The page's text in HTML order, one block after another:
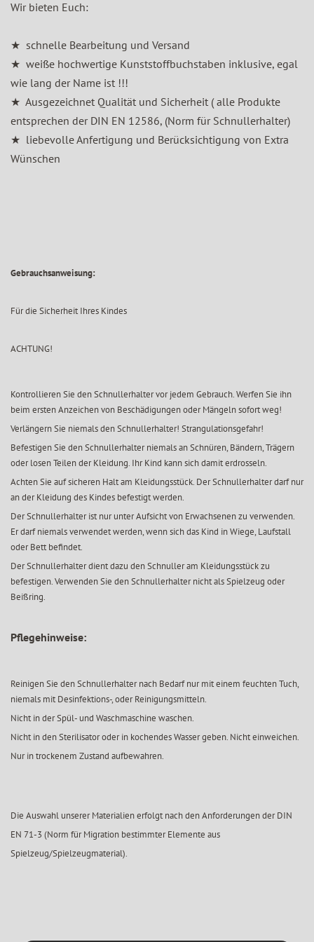
Wir bieten Euch:
★ schnelle Bearbeitung und Versand
★ weiße hochwertige Kunststoffbuchstaben inklusive, egal
wie lang der Name ist !!!
★ Ausgezeichnet Qualität und Sicherheit ( alle Produkte
entsprechen der DIN EN 12586, (Norm für Schnullerhalter)
★ liebevolle Anfertigung und Berücksichtigung von Extra
Wünschen
Gebrauchsanweisung:
Für die Sicherheit Ihres Kindes
ACHTUNG!
Kontrollieren Sie den Schnullerhalter vor jedem Gebrauch. Werfen Sie ihn
beim ersten Anzeichen von Beschädigungen oder Mängeln sofort weg!
Verlängern Sie niemals den Schnullerhalter! Strangulationsgefahr!
Befestigen Sie den Schnullerhalter niemals an Schnüren, Bändern, Trägern
oder losen Teilen der Kleidung. Ihr Kind kann sich damit erdrosseln.
Achten Sie auf sicheren Halt am Kleidungsstück. Der Schnullerhalter darf nur
an der Kleidung des Kindes befestigt werden.
Der Schnullerhalter ist nur unter Aufsicht von Erwachsenen zu verwenden.
Er darf niemals verwendet werden, wenn sich das Kind in Wiege, Laufstall
oder Bett befindet.
Der Schnullerhalter dient dazu den Schnuller am Kleidungsstück zu
befestigen. Verwenden Sie den Schnullerhalter nicht als Spielzeug oder
Beißring.
Pflegehinweise:
Reinigen Sie den Schnullerhalter nach Bedarf nur mit einem feuchten Tuch,
niemals mit Desinfektions-, oder Reinigungsmitteln.
Nicht in der Spül- und Waschmaschine waschen.
Nicht in den Sterilisator oder in kochendes Wasser geben. Nicht einweichen.
Nur in trockenem Zustand aufbewahren.
Die Auswahl unserer Materialien erfolgt nach den Anforderungen der DIN
EN 71-3 (Norm für Migration bestimmter Elemente aus
Spielzeug/Spielzeugmaterial).